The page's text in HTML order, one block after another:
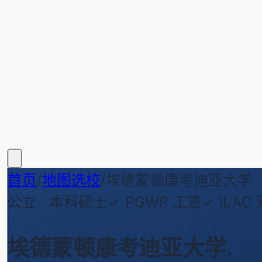
首页/地图选校/埃德蒙顿康考迪亚大学
公立 · 本科硕士✓ PGWP 工签✓ ILAC
埃德蒙顿康考迪亚大学.